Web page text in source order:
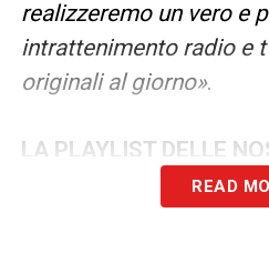
realizzeremo un vero e
intrattenimento radio e
originali al giorno».
LA PLAYLIST DELLE
READ